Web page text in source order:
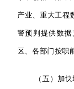
产业、重大工程
警预判提供数
区、各部门按职
（五）加快